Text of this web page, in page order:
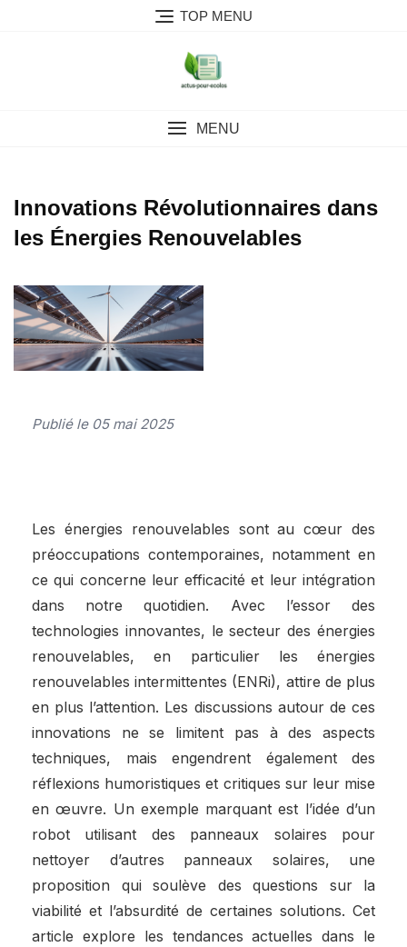
TOP MENU
MENU
Innovations Révolutionnaires dans
les Énergies Renouvelables
Publié le 05 mai 2025
Les énergies renouvelables sont au cœur des
préoccupations contemporaines, notamment en
ce qui concerne leur efficacité et leur intégration
dans notre quotidien. Avec l’essor des
technologies innovantes, le secteur des énergies
renouvelables, en particulier les énergies
renouvelables intermittentes (ENRi), attire de plus
en plus l’attention. Les discussions autour de ces
innovations ne se limitent pas à des aspects
techniques, mais engendrent également des
réflexions humoristiques et critiques sur leur mise
en œuvre. Un exemple marquant est l’idée d’un
robot utilisant des panneaux solaires pour
nettoyer d’autres panneaux solaires, une
proposition qui soulève des questions sur la
viabilité et l’absurdité de certaines solutions. Cet
article explore les tendances actuelles dans le